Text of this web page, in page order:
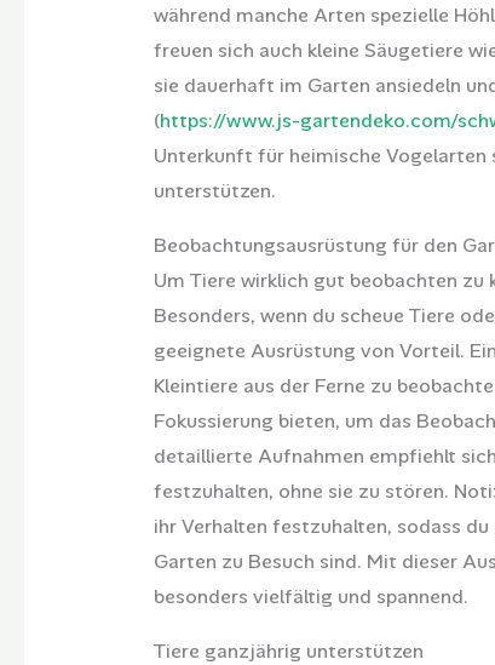
während manche Arten spezielle
freuen sich auch kleine Säugetiere
sie dauerhaft im Garten ansiedeln
(https://www.js-gartendeko.com/
Unterkunft für heimische Vogelarten
unterstützen.
Beobachtungsausrüstung für den
Um Tiere wirklich gut beobachten zu
Besonders, wenn du scheue Tiere
geeignete Ausrüstung von Vorteil.
Kleintiere aus der Ferne zu
Fokussierung bieten, um das
detaillierte Aufnahmen empfiehlt
festzuhalten, ohne sie zu stören.
ihr Verhalten festzuhalten, sodass
Garten zu Besuch sind. Mit dieser
besonders vielfältig und spannend.
Tiere ganzjährig unterstützen